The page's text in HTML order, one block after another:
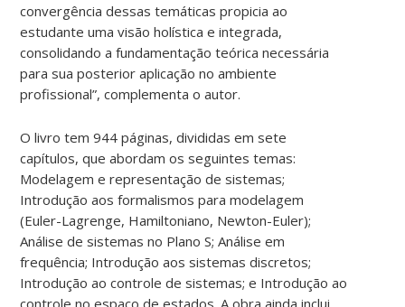
convergência dessas temáticas propicia ao
estudante uma visão holística e integrada,
consolidando a fundamentação teórica necessária
para sua posterior aplicação no ambiente
profissional”, complementa o autor.
O livro tem 944 páginas, divididas em sete
capítulos, que abordam os seguintes temas:
Modelagem e representação de sistemas;
Introdução aos formalismos para modelagem
(Euler-Lagrenge, Hamiltoniano, Newton-Euler);
Análise de sistemas no Plano S; Análise em
frequência; Introdução aos sistemas discretos;
Introdução ao controle de sistemas; e Introdução ao
controle no espaço de estados. A obra ainda inclui